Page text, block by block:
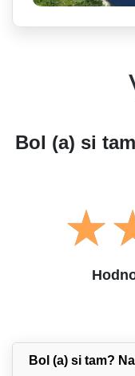
Bol (a) si
Bol (a) si tam?